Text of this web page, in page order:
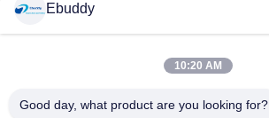
Ebuddy
10:20 AM
Good day, what product are you looking for?